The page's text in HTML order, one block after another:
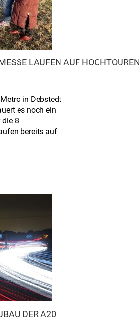
LAUFEN AUF HOCHTOUREN
in Debstedt
es noch ein
8.
bereits auf
DER A20